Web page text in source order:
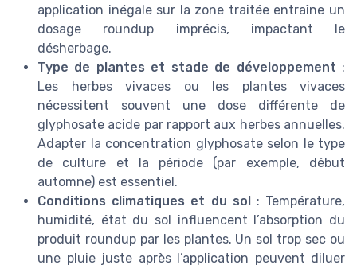
application inégale sur la zone traitée entraîne un
dosage roundup imprécis, impactant le
désherbage.
Type de plantes et stade de développement :
Les herbes vivaces ou les plantes vivaces
nécessitent souvent une dose différente de
glyphosate acide par rapport aux herbes annuelles.
Adapter la concentration glyphosate selon le type
de culture et la période (par exemple, début
automne) est essentiel.
Conditions climatiques et du sol: Température,
humidité, état du sol influencent l’absorption du
produit roundup par les plantes. Un sol trop sec ou
une pluie juste après l’application peuvent diluer